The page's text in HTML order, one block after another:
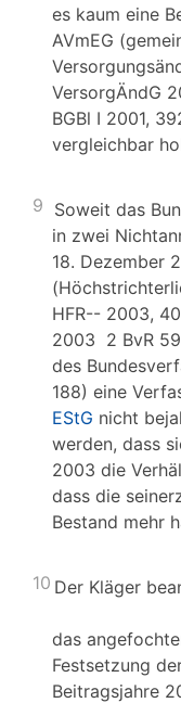
es kaum eine
AVmEG
VersorgÄndG
BGBl I 2001,
vergleichbar
9 Soweit das
in zwei
18. Dezember
HFR-- 2003,
2003 2 BvR
des
188) eine
EStG nicht
werden, dass
2003 die
dass die
Bestand mehr
10 Der Kläger
das
Festsetzung
Beitragsjahre